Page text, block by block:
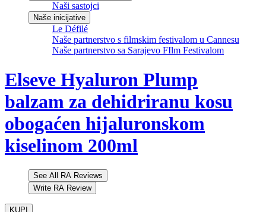
Naši sastojci
Naše inicijative
Le Défilé
Naše partnerstvo s filmskim festivalom u Cannesu
Naše partnerstvo sa Sarajevo FIlm Festivalom
Elseve Hyaluron Plump
balzam za dehidriranu kosu
obogaćen hijaluronskom
kiselinom 200ml
See All RA Reviews
Write RA Review
KUPI